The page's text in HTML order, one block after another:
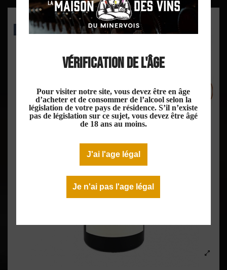
Vérification de l'âge
Pour visiter notre site, vous devez être en âge
d’acheter et de consommer de l’alcool selon la
législation de votre pays de résidence. S’il n’existe
pas de législation sur ce sujet, vous devez être âgé
de 18 ans au moins.
J'ai l'age légal
Je n'ai pas l'age légal
EXCLU WEB